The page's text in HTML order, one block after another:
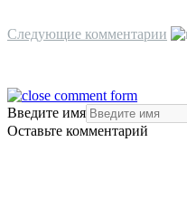
Следующие комментарии
Введите имя
Оставьте комментарий